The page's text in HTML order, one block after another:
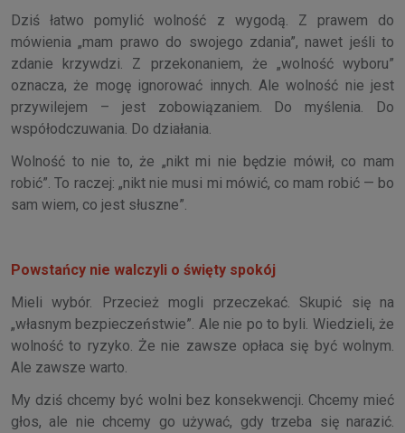
Dziś łatwo pomylić wolność z wygodą. Z prawem do
mówienia „mam prawo do swojego zdania”, nawet jeśli to
zdanie krzywdzi. Z przekonaniem, że „wolność wyboru”
oznacza, że mogę ignorować innych. Ale wolność nie jest
przywilejem – jest zobowiązaniem. Do myślenia. Do
współodczuwania. Do działania.
Wolność to nie to, że „nikt mi nie będzie mówił, co mam
robić”. To raczej: „nikt nie musi mi mówić, co mam robić — bo
sam wiem, co jest słuszne”.
Powstańcy nie walczyli o święty spokój
Mieli wybór. Przecież mogli przeczekać. Skupić się na
„własnym bezpieczeństwie”. Ale nie po to byli. Wiedzieli, że
wolność to ryzyko. Że nie zawsze opłaca się być wolnym.
Ale zawsze warto.
My dziś chcemy być wolni bez konsekwencji. Chcemy mieć
głos, ale nie chcemy go używać, gdy trzeba się narazić.